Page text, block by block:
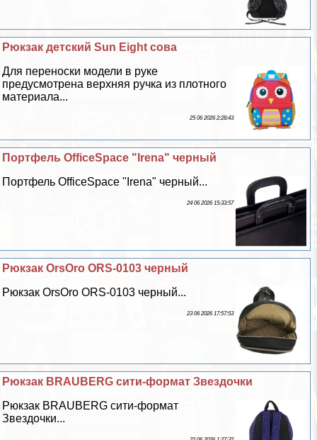
Рюкзак детский Sun Eight сова
Для переноски модели в руке
предусмотрена верхняя ручка из плотного
материала...
25 06 2026 2:28:43
Портфель OfficeSpace "Irena" черный
Портфель OfficeSpace "Irena" черный...
24 06 2026 15:33:57
Рюкзак OrsOro ORS-0103 черный
Рюкзак OrsOro ORS-0103 черный...
23 06 2026 17:57:53
Рюкзак BRAUBERG сити-формат Звездочки
Рюкзак BRAUBERG сити-формат
Звездочки...